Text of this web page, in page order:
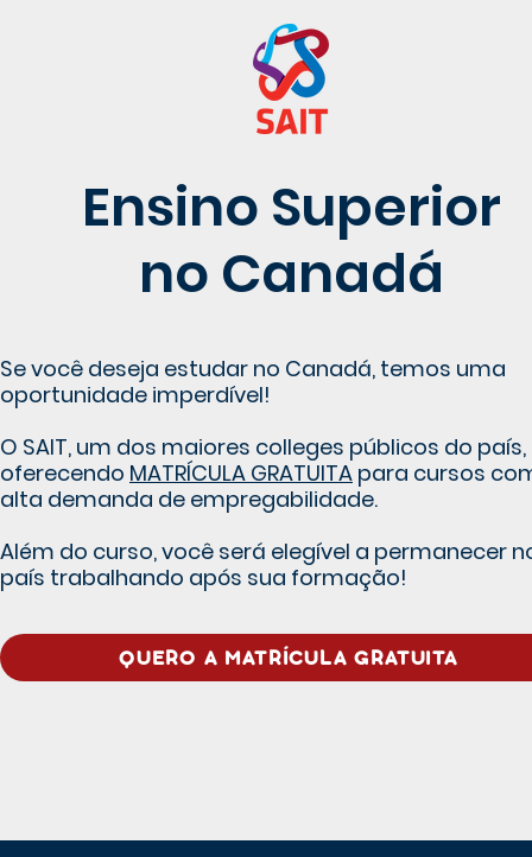
Ensino Superior
no Canadá
Se você deseja estudar no Canadá, temos uma
oportunidade imperdível!
O SAIT, um dos maiores colleges públicos do
oferecendo MATRÍCULA GRATUITA para cursos
alta demanda de empregabilidade.
Além do curso, você será elegível a permanecer
país trabalhando após sua formação!
QUERO A MATRÍCULA GRATUITA